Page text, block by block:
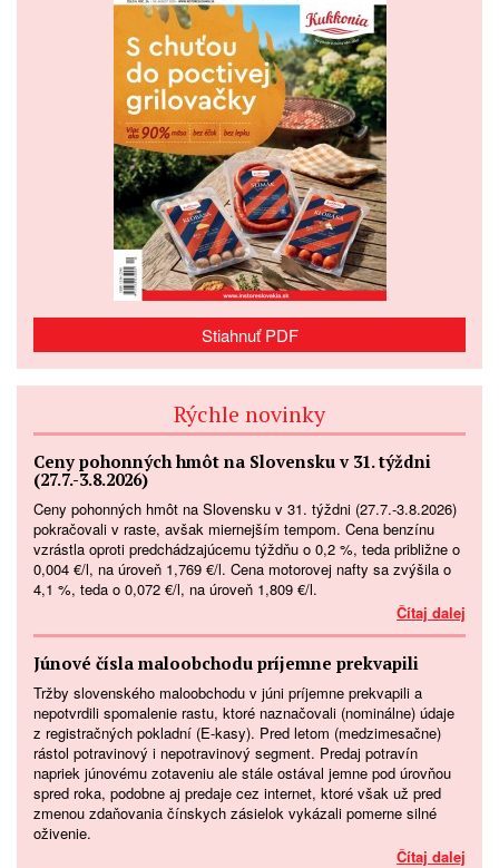
Stiahnuť PDF
Rýchle novinky
Ceny pohonných hmôt na Slovensku v 31. týždni
(27.7.-3.8.2026)
Ceny pohonných hmôt na Slovensku v 31. týždni (27.7.-3.8.2026)
pokračovali v raste, avšak miernejším tempom. Cena benzínu
vzrástla oproti predchádzajúcemu týždňu o 0,2 %, teda približne o
0,004 €/l, na úroveň 1,769 €/l. Cena motorovej nafty sa zvýšila o
4,1 %, teda o 0,072 €/l, na úroveň 1,809 €/l.
Čítaj dalej
Júnové čísla maloobchodu príjemne prekvapili
Tržby slovenského maloobchodu v júni príjemne prekvapili a
nepotvrdili spomalenie rastu, ktoré naznačovali (nominálne) údaje
z registračných pokladní (E-kasy). Pred letom (medzimesačne)
rástol potravinový i nepotravinový segment. Predaj potravín
napriek júnovému zotaveniu ale stále ostával jemne pod úrovňou
spred roka, podobne aj predaje cez internet, ktoré však už pred
zmenou zdaňovania čínskych zásielok vykázali pomerne silné
oživenie.
Čítaj dalej